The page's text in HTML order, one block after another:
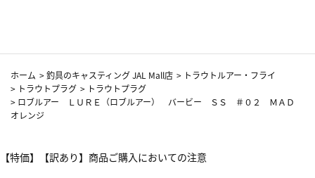
ホーム >釣具のキャスティング JAL Mall店 > トラウトルアー・フライ
> トラウトプラグ > トラウトプラグ
> ロブルアー ＬＵＲＥ（ロブルアー） バービー ＳＳ ＃０２ ＭＡＤ
オレンジ
【特価】【訳あり】商品ご購入においての注意